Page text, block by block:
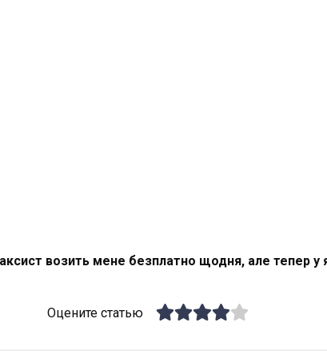
возить мене безплатно щодня, але тепер у
Оцените статью